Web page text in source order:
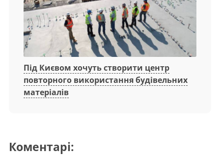
Під Києвом хочуть створити центр
повторного використання будівельних
матеріалів
Коментарі: